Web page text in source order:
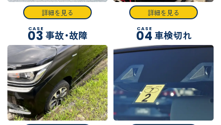
詳細を見る 詳細を見る
CASE
03事故・故障 CASE
04 車検切れ